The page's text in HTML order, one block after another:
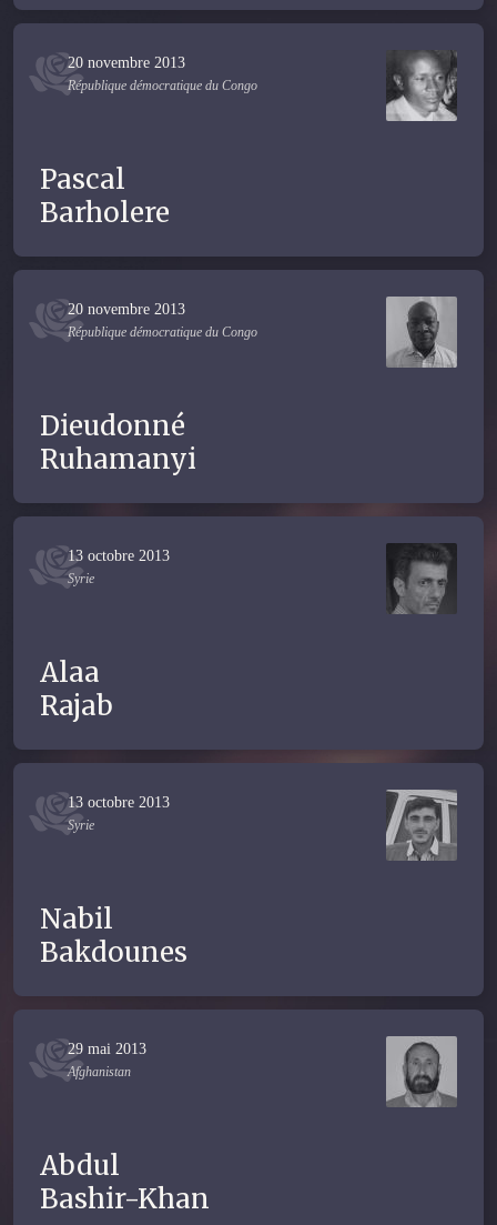
20 novembre 2013
République démocratique du Congo
Pascal
Barholere
20 novembre 2013
République démocratique du Congo
Dieudonné
Ruhamanyi
13 octobre 2013
Syrie
Alaa
Rajab
13 octobre 2013
Syrie
Nabil
Bakdounes
29 mai 2013
Afghanistan
Abdul
Bashir-Khan